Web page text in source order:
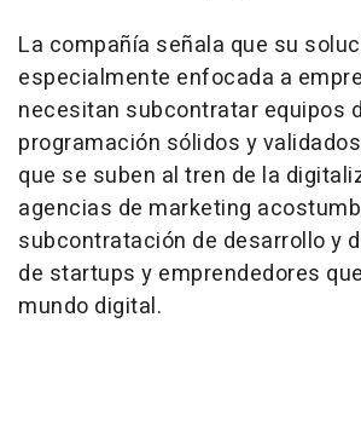
La compañía señala que su
especialmente enfocada a
necesitan subcontratar equipos
programación sólidos y
que se suben al tren de la
agencias de marketing
subcontratación de desarrollo y
de startups y emprendedores
mundo digital.